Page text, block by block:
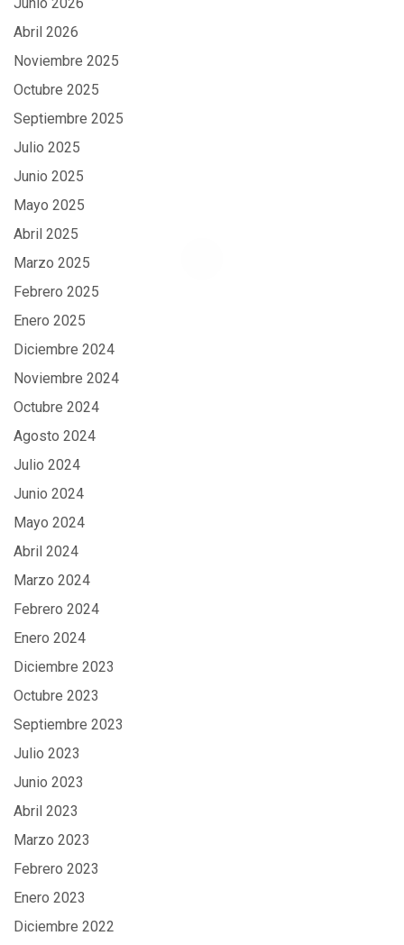
Abril 2026
Noviembre 2025
Octubre 2025
Septiembre 2025
Julio 2025
Junio 2025
Mayo 2025
Abril 2025
Marzo 2025
Febrero 2025
Enero 2025
Diciembre 2024
Noviembre 2024
Octubre 2024
Agosto 2024
Julio 2024
Junio 2024
Mayo 2024
Abril 2024
Marzo 2024
Febrero 2024
Enero 2024
Diciembre 2023
Octubre 2023
Septiembre 2023
Julio 2023
Junio 2023
Abril 2023
Marzo 2023
Febrero 2023
Enero 2023
Diciembre 2022